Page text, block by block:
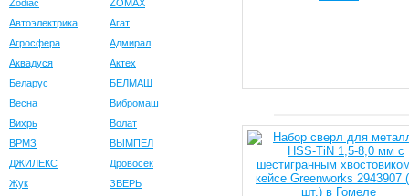
Zodiac
ZOMAX
Автоэлектрика
Агат
Агросфера
Адмирал
Аквадуся
Актех
Беларус
БЕЛМАШ
Весна
Вибромаш
Вихрь
Волат
ВРМЗ
ВЫМПЕЛ
ДЖИЛЕКС
Дровосек
Жук
ЗВЕРЬ